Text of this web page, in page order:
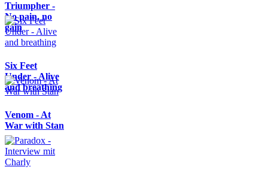
Triumpher -
No pain, no
gain
Six Feet
Under - Alive
and breathing
Venom - At
War with Stan